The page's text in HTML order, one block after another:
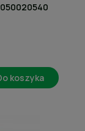
koszyka